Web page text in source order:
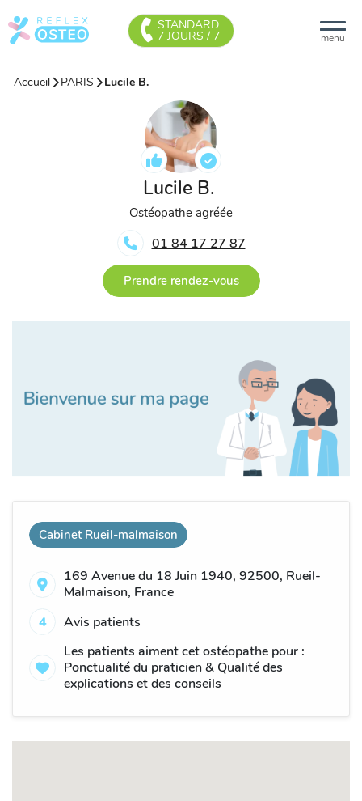
menu
STANDARD
7 JOURS / 7
Accueil PARIS Lucile B.
Lucile B.
Ostéopathe agréée
01 84 17 27 87
Prendre rendez-vous
Cabinet Rueil-malmaison
169 Avenue du 18 Juin 1940, 92500, Rueil-
Malmaison, France
4
Avis patients
Les patients aiment cet ostéopathe pour :
Ponctualité du praticien & Qualité des
explications et des conseils